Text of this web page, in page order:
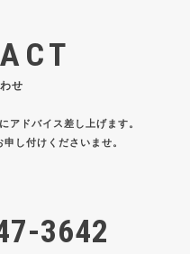
せ
アドバイス差し上げます。
し付けくださいませ。
3642